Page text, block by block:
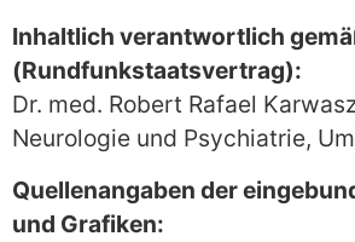
Inhaltlich verantwortlich
(Rundfunkstaatsvertrag):
Dr. med. Robert Rafael
Neurologie und Psychiatrie,
Quellenangaben der
und Grafiken: